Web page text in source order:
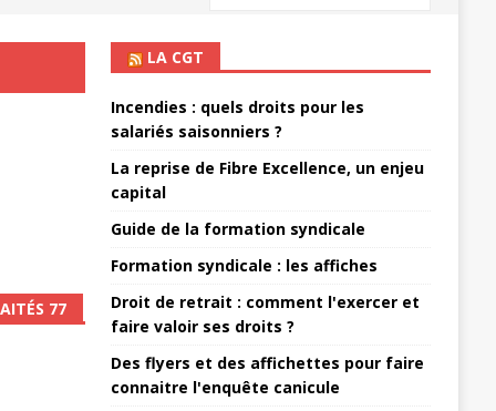
77
LA CGT
Incendies : quels droits pour les
salariés saisonniers ?
La reprise de Fibre Excellence, un enjeu
capital
Guide de la formation syndicale
Formation syndicale : les affiches
Droit de retrait : comment l'exercer et
faire valoir ses droits ?
Des flyers et des affichettes pour faire
connaitre l'enquête canicule